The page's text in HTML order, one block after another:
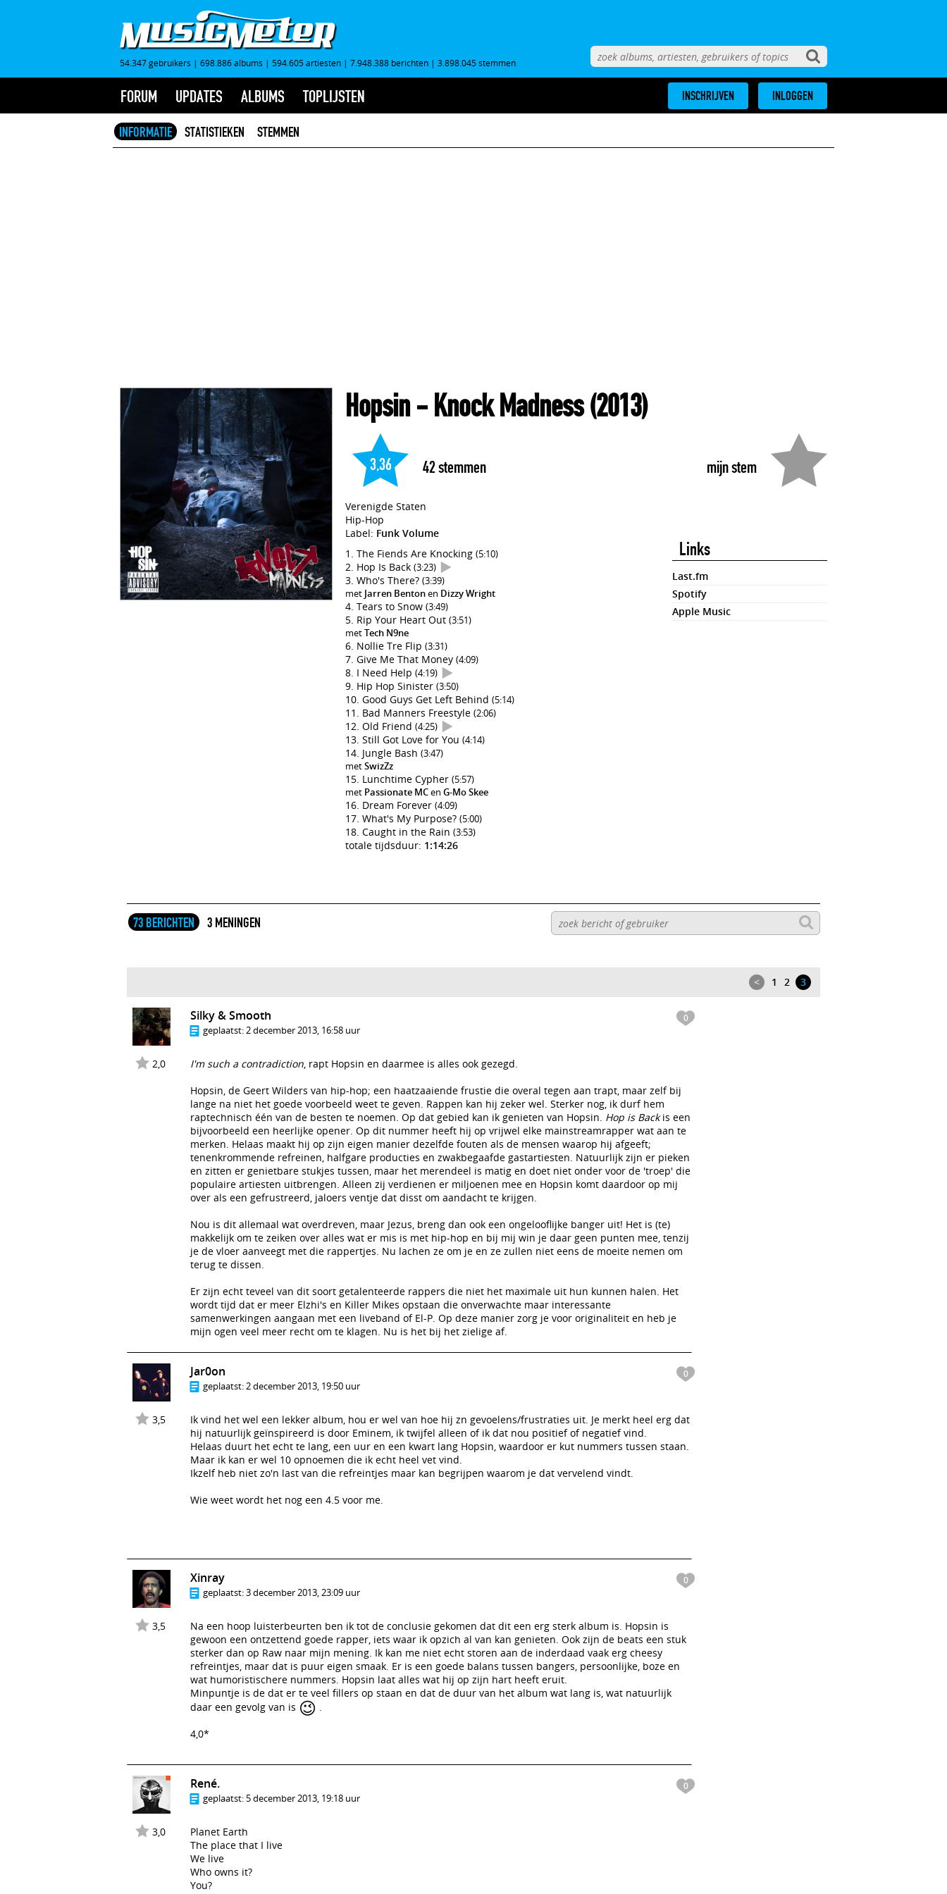
54.347 gebruikers | 698.886 albums | 594.605 artiesten | 7.948.388 berichten | 3.898.045 stemmen
FORUM UPDATES ALBUMS TOPLIJSTEN INSCHRIJVEN INLOGGEN
INFORMATIE STATISTIEKEN STEMMEN
Hopsin- Knock Madness(2013)
mijn stem
3,36 42stemmen
Verenigde Staten
Hip-Hop
Label: Funk Volume
The Fiends Are Knocking (5:10)
Hop Is Back (3:23)
Who's There? (3:39)
met Jarren Bentonen Dizzy Wright
Tears to Snow (3:49)
Rip Your Heart Out (3:51)
metTech N9ne
Nollie Tre Flip (3:31)
Give Me That Money (4:09)
I Need Help (4:19)
Hip Hop Sinister (3:50)
Good Guys Get Left Behind (5:14)
Bad Manners Freestyle (2:06)
Old Friend (4:25)
Still Got Love for You (4:14)
Jungle Bash (3:47)
metSwizZz
Lunchtime Cypher (5:57)
met Passionate MCen G-Mo Skee
Dream Forever (4:09)
What's My Purpose? (5:00)
Caught in the Rain (3:53)
totale tijdsduur: 1:14:26
Links
Last.fm
Spotify
Apple Music
73 BERICHTEN 3 MENINGEN
< 1 2 3
2,0
0
Silky & Smooth
geplaatst:2 december 2013, 16:58 uur
I'm such a contradiction, rapt Hopsin en daarmee is alles ook gezegd.
Hopsin, de Geert Wilders van hip-hop; een haatzaaiende frustie die overal tegen aan trapt, maar zelf bij
lange na niet het goede voorbeeld weet te geven. Rappen kan hij zeker wel. Sterker nog, ik durf hem
raptechnisch één van de besten te noemen. Op dat gebied kan ik genieten van Hopsin. Hop is Backis een
bijvoorbeeld een heerlijke opener. Op dit nummer heeft hij op vrijwel elke mainstreamrapper wat aan te
merken. Helaas maakt hij op zijn eigen manier dezelfde fouten als de mensen waarop hij afgeeft;
tenenkrommende refreinen, halfgare producties en zwakbegaafde gastartiesten. Natuurlijk zijn er pieken
en zitten er genietbare stukjes tussen, maar het merendeel is matig en doet niet onder voor de 'troep' die
populaire artiesten uitbrengen. Alleen zij verdienen er miljoenen mee en Hopsin komt daardoor op mij
over als een gefrustreerd, jaloers ventje dat disst om aandacht te krijgen.
Nou is dit allemaal wat overdreven, maar Jezus, breng dan ook een ongelooflijke banger uit! Het is (te)
makkelijk om te zeiken over alles wat er mis is met hip-hop en bij mij win je daar geen punten mee, tenzij
je de vloer aanveegt met die rappertjes. Nu lachen ze om je en ze zullen niet eens de moeite nemen om
terug te dissen.
Er zijn echt teveel van dit soort getalenteerde rappers die niet het maximale uit hun kunnen halen. Het
wordt tijd dat er meer Elzhi's en Killer Mikes opstaan die onverwachte maar interessante
samenwerkingen aangaan met een liveband of El-P. Op deze manier zorg je voor originaliteit en heb je
mijn ogen veel meer recht om te klagen. Nu is het bij het zielige af.
3,5
0
Jar0on
geplaatst:2 december 2013, 19:50 uur
Ik vind het wel een lekker album, hou er wel van hoe hij zn gevoelens/frustraties uit. Je merkt heel erg dat
hij natuurlijk geïnspireerd is door Eminem, ik twijfel alleen of ik dat nou positief of negatief vind.
Helaas duurt het echt te lang, een uur en een kwart lang Hopsin, waardoor er kut nummers tussen staan.
Maar ik kan er wel 10 opnoemen die ik echt heel vet vind.
Ikzelf heb niet zo'n last van die refreintjes maar kan begrijpen waarom je dat vervelend vindt.
Wie weet wordt het nog een 4.5 voor me.
3,5
0
Xinray
geplaatst:3 december 2013, 23:09 uur
Na een hoop luisterbeurten ben ik tot de conclusie gekomen dat dit een erg sterk album is. Hopsin is
gewoon een ontzettend goede rapper, iets waar ik opzich al van kan genieten. Ook zijn de beats een stuk
sterker dan op Raw naar mijn mening. Ik kan me niet echt storen aan de inderdaad vaak erg cheesy
refreintjes, maar dat is puur eigen smaak. Er is een goede balans tussen bangers, persoonlijke, boze en
wat humoristischere nummers. Hopsin laat alles wat hij op zijn hart heeft eruit.
Minpuntje is de dat er te veel fillers op staan en dat de duur van het album wat lang is, wat natuurlijk
daar een gevolg van is 😉 .
4,0*
3,0
0
René.
geplaatst: 5 december 2013, 19:18 uur
Planet Earth
The place that I live
We live
Who owns it?
You?